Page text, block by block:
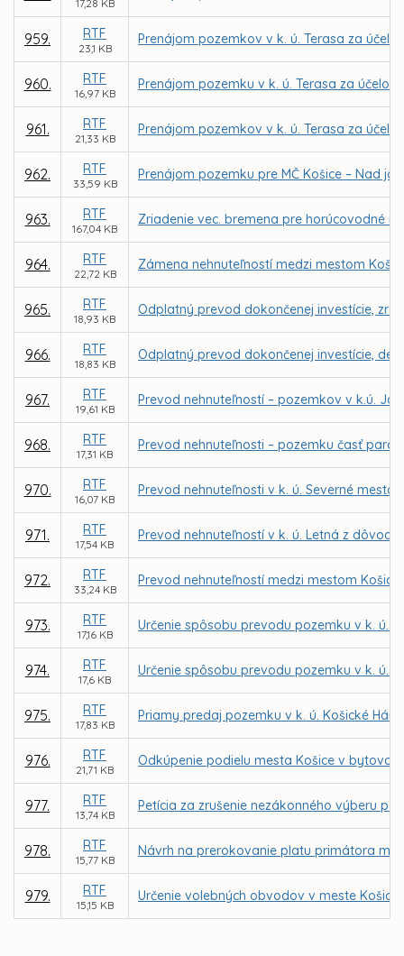
17,28 KB
959. RTF
23,1 KB
Prenájom pozemkov v k. ú. Terasa za
960. RTF
16,97 KB
Prenájom pozemku v k. ú. Terasa za
961. RTF
21,33 KB
Prenájom pozemkov v k. ú. Terasa za
962. RTF
33,59 KB
Prenájom pozemku pre MČ Košice – Nad
963. RTF
167,04 KB
Zriadenie vec. bremena pre horúcovodné
964. RTF
22,72 KB
Zámena nehnuteľností medzi mestom
965. RTF
18,93 KB
Odplatný prevod dokončenej investície,
966. RTF
18,83 KB
Odplatný prevod dokončenej investície,
967. RTF
19,61 KB
Prevod nehnuteľností – pozemkov v k.ú.
968. RTF
17,31 KB
Prevod nehnuteľnosti – pozemku časť parc.
970. RTF
16,07 KB
Prevod nehnuteľnosti v k. ú. Severné mesto
971. RTF
17,54 KB
Prevod nehnuteľností v k. ú. Letná z dôvodu
972. RTF
33,24 KB
Prevod nehnuteľností medzi mestom
973. RTF
17,16 KB
Určenie spôsobu prevodu pozemku v k. ú.
974. RTF
17,6 KB
Určenie spôsobu prevodu pozemku v k. ú.
975. RTF
17,83 KB
Priamy predaj pozemku v k. ú. Košické
976. RTF
21,71 KB
Odkúpenie podielu mesta Košice v
977. RTF
13,74 KB
Petícia za zrušenie nezákonného výberu
978. RTF
15,77 KB
Návrh na prerokovanie platu primátora
979. RTF
15,15 KB
Určenie volebných obvodov v meste